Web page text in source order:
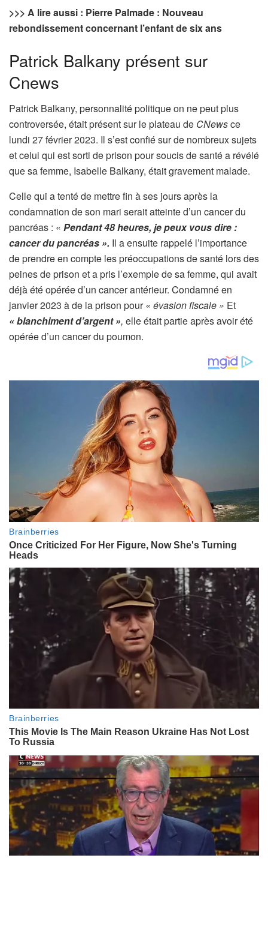
>>> A lire aussi : Pierre Palmade : Nouveau
rebondissement concernant l’enfant de six ans
Patrick Balkany présent sur
Cnews
Patrick Balkany, personnalité politique on ne peut plus
controversée, était présent sur le plateau de CNewsce
lundi 27 février 2023. Il s’est confié sur de nombreux sujets
et celui qui est sorti de prison pour soucis de santé a révélé
que sa femme, Isabelle Balkany, était gravement malade.
Celle qui a tenté de mettre fin à ses jours après la
condamnation de son mari serait atteinte d’un cancer du
pancréas : « Pendant 48 heures, je peux vous dire :
cancer du pancréas ». Il a ensuite rappelé l’importance
de prendre en compte les préoccupations de santé lors des
peines de prison et a pris l’exemple de sa femme, qui avait
déjà été opérée d’un cancer antérieur. Condamné en
janvier 2023 à de la prison pour« évasion fiscale » Et
« blanchiment d’argent », elle était partie après avoir été
opérée d’un cancer du poumon.